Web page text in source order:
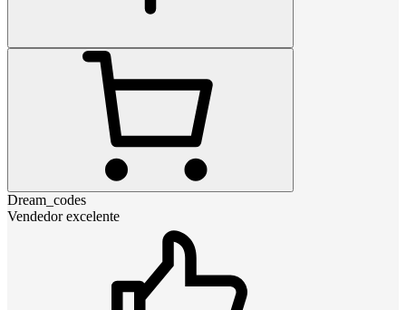
Dream_codes
Vendedor excelente